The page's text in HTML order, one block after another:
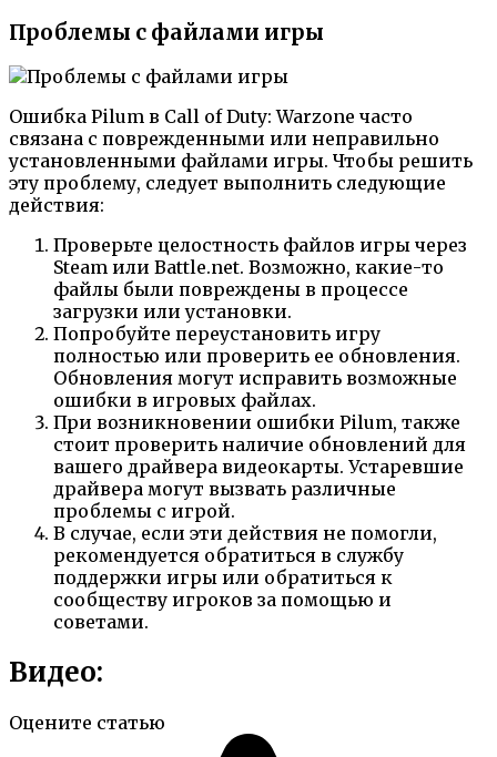
Проблемы с файлами игры
Ошибка Pilum в Call of Duty: Warzone часто
связана с поврежденными или неправильно
установленными файлами игры. Чтобы решить
эту проблему, следует выполнить следующие
действия:
Проверьте целостность файлов игры через
Steam или Battle.net. Возможно, какие-то
файлы были повреждены в процессе
загрузки или установки.
Попробуйте переустановить игру
полностью или проверить ее обновления.
Обновления могут исправить возможные
ошибки в игровых файлах.
При возникновении ошибки Pilum, также
стоит проверить наличие обновлений для
вашего драйвера видеокарты. Устаревшие
драйвера могут вызвать различные
проблемы с игрой.
В случае, если эти действия не помогли,
рекомендуется обратиться в службу
поддержки игры или обратиться к
сообществу игроков за помощью и
советами.
Видео:
Оцените статью